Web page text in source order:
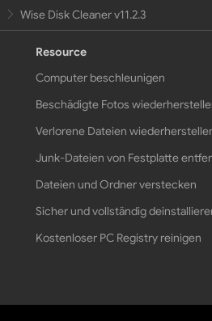
Wise Disk Cleaner v11.2.3
Resource
Computer beschleunigen
Beschädigte Fotos
Verlorene Dateien
Junk-Dateien von Festplatte
Dateien und Ordner verstecken
Sicher und vollständig
Kostenloser PC Registry reinigen